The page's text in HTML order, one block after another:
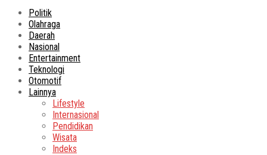
Politik
Olahraga
Daerah
Nasional
Entertainment
Teknologi
Otomotif
Lainnya
Lifestyle
Internasional
Pendidikan
Wisata
Indeks